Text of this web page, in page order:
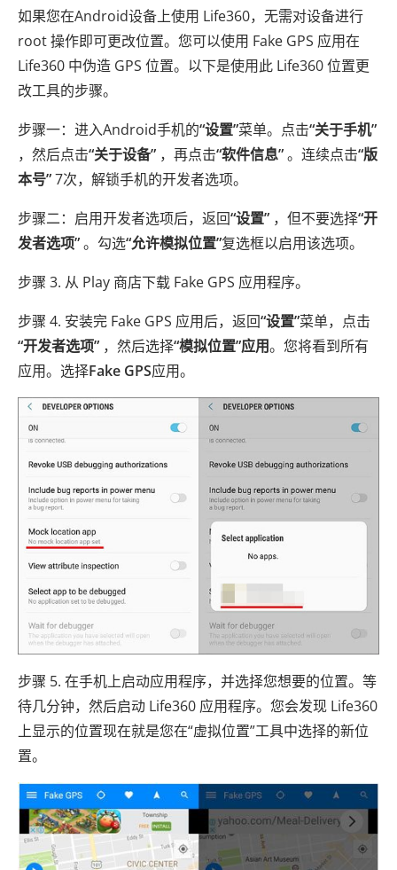
如果您在Android设备上使用 Life360，无需对设备进行
root 操作即可更改位置。您可以使用 Fake GPS 应用在
Life360 中伪造 GPS 位置。以下是使用此 Life360 位置更
改工具的步骤。
步骤一：进入Android手机的“设置”菜单。点击“关于手机”
，然后点击“关于设备” ，再点击“软件信息”。连续点击“版
本号”7次，解锁手机的开发者选项。
步骤二：启用开发者选项后，返回“设置” ，但不要选择“开
发者选项”。勾选“允许模拟位置”复选框以启用该选项。
步骤 3. 从 Play 商店下载 Fake GPS 应用程序。
步骤 4. 安装完 Fake GPS 应用后，返回“设置”菜单，点击
“开发者选项” ，然后选择“模拟位置”应用。您将看到所有
应用。选择Fake GPS应用。
步骤 5. 在手机上启动应用程序，并选择您想要的位置。等
待几分钟，然后启动 Life360 应用程序。您会发现 Life360
上显示的位置现在就是您在“虚拟位置”工具中选择的新位
置。